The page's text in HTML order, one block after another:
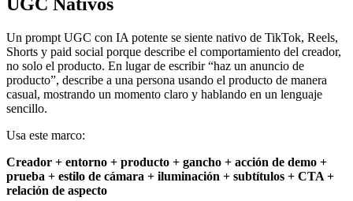
Un prompt UGC con IA potente se siente nativo de TikTok, Reels,
Shorts y paid social porque describe el comportamiento del creador,
no solo el producto. En lugar de escribir “haz un anuncio de
producto”, describe a una persona usando el producto de manera
casual, mostrando un momento claro y hablando en un lenguaje
sencillo.
Usa este marco:
Creador + entorno + producto + gancho + acción de demo +
prueba + estilo de cámara + iluminación + subtítulos + CTA +
relación de aspecto